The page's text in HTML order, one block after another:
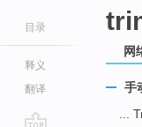
目录
释义
翻译
网
手
...